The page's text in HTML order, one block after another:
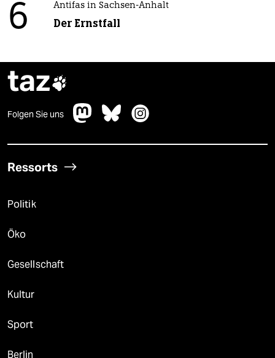
6 Antifas in Sachsen-Anhalt
Der Ernstfall
taz
Folgen Sie uns
Ressorts
Politik
Öko
Gesellschaft
Kultur
Sport
Berlin